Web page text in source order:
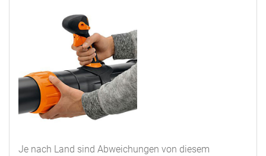
Je nach Land sind Abweichungen von diesem